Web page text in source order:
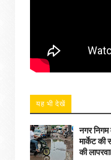
यह भी देखें
नगर निगम
मार्केट की
की